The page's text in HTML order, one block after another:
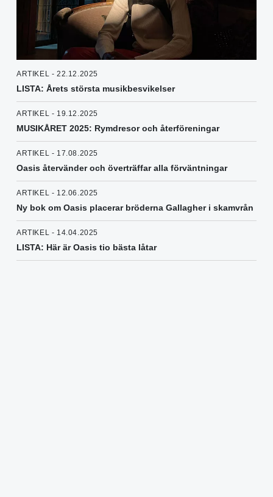
ARTIKEL - 22.12.2025
LISTA: Årets största musikbesvikelser
ARTIKEL - 19.12.2025
MUSIKÅRET 2025: Rymdresor och återföreningar
ARTIKEL - 17.08.2025
Oasis återvänder och överträffar alla förväntningar
ARTIKEL - 12.06.2025
Ny bok om Oasis placerar bröderna Gallagher i skamvrån
ARTIKEL - 14.04.2025
LISTA: Här är Oasis tio bästa låtar